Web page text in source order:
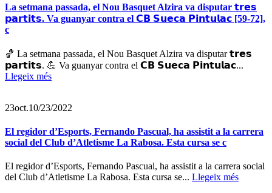
La setmana passada, el Nou Basquet Alzira va disputar 𝘁𝗿𝗲𝘀
𝗽𝗮𝗿𝘁𝗶𝘁𝘀. Va guanyar contra el 𝗖𝗕 𝗦𝘂𝗲𝗰𝗮 𝗣𝗶𝗻𝘁𝘂𝗹𝗮𝗰 [59-72],
c
🏀 La setmana passada, el Nou Basquet Alzira va disputar 𝘁𝗿𝗲𝘀
𝗽𝗮𝗿𝘁𝗶𝘁𝘀. 💪 Va guanyar contra el 𝗖𝗕 𝗦𝘂𝗲𝗰𝗮 𝗣𝗶𝗻𝘁𝘂𝗹𝗮𝗰...
Llegeix més
23oct.10/23/2022
El regidor d’Esports, Fernando Pascual, ha assistit a la carrera
social del Club d’Atletisme La Rabosa. Esta cursa se c
El regidor d’Esports, Fernando Pascual, ha assistit a la carrera social
del Club d’Atletisme La Rabosa. Esta cursa se... Llegeix més